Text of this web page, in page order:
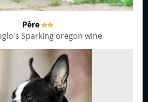
Père
Sparking oregon wine